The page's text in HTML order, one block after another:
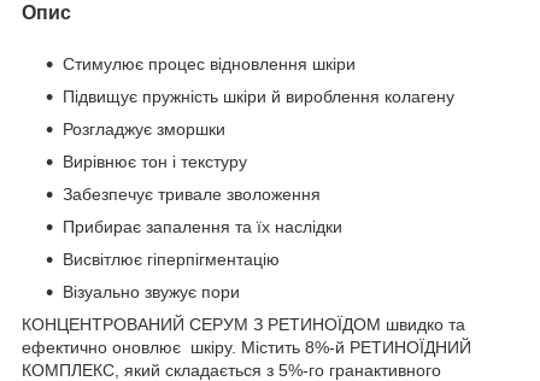
Опис
Стимулює процес відновлення шкіри
Підвищує пружність шкіри й вироблення колагену
Розгладжує зморшки
Вирівнює тон і текстуру
Забезпечує тривале зволоження
Прибирає запалення та їх наслідки
Висвітлює гіперпігментацію
Візуально звужує пори
КОНЦЕНТРОВАНИЙ СЕРУМ З РЕТИНОЇДОМ швидко та
ефектично оновлює шкіру. Містить 8%-й РЕТИНОЇДНИЙ
КОМПЛЕКС, який складається з 5%-го гранактивного